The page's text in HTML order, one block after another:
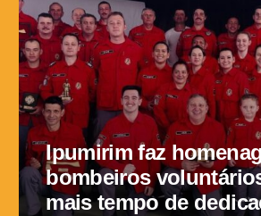
Ipumirim faz
bombeiros
mais tempo de